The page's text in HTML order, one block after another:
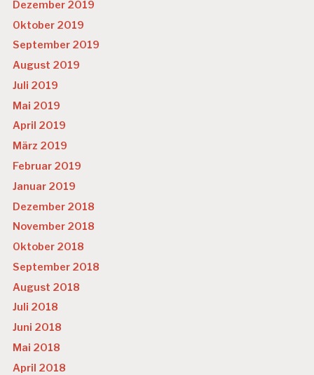
Dezember 2019
Oktober 2019
September 2019
August 2019
Juli 2019
Mai 2019
April 2019
März 2019
Februar 2019
Januar 2019
Dezember 2018
November 2018
Oktober 2018
September 2018
August 2018
Juli 2018
Juni 2018
Mai 2018
April 2018